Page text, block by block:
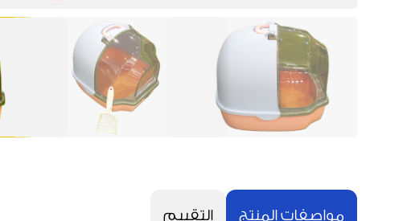
مواصفات المنتج التقييم